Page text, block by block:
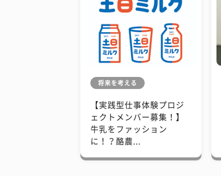
将来を考える
【実践型仕事体験プロジ
ェクトメンバー募集！】
牛乳をファッション
に！？酪農...